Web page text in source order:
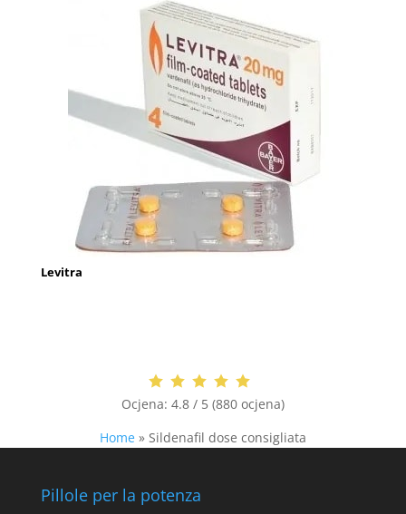
Levitra
Ocjena: 4.8 / 5 (880 ocjena)
Home » Sildenafil dose consigliata
Pillole per la potenza